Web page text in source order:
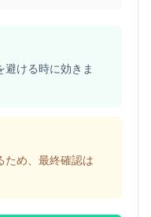
ける時に効きま
ため、最終確認は